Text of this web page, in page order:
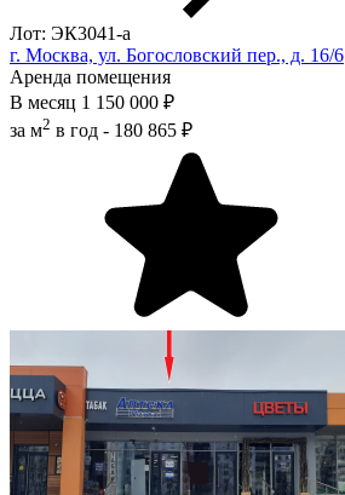
Лот: ЭК3041-a
г. Москва, ул. Богословский пер., д. 16/6
Аренда помещения
В месяц 1 150 000 ₽
за м2 в год - 180 865 ₽